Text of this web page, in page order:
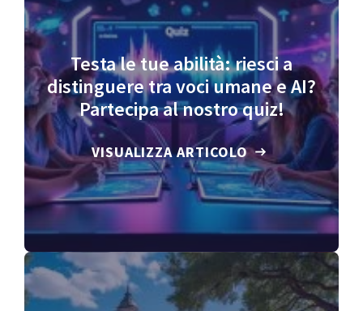
Testa le tue abilità: riesci a
distinguere tra voci umane e AI?
Partecipa al nostro quiz!
VISUALIZZA ARTICOLO